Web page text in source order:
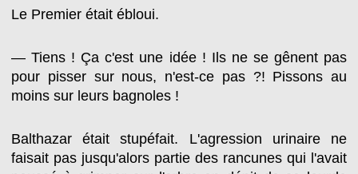
Le Premier était ébloui.
— Tiens ! Ça c'est une idée ! Ils ne se gênent pas
pour pisser sur nous, n'est-ce pas ?! Pissons au
moins sur leurs bagnoles !
Balthazar était stupéfait. L'agression urinaire ne
faisait pas jusqu'alors partie des rancunes qui l'avait